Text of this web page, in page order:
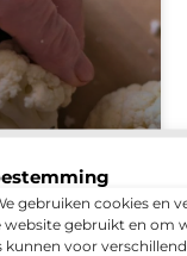
gebruiken cookies en
gebruikt en om
voor